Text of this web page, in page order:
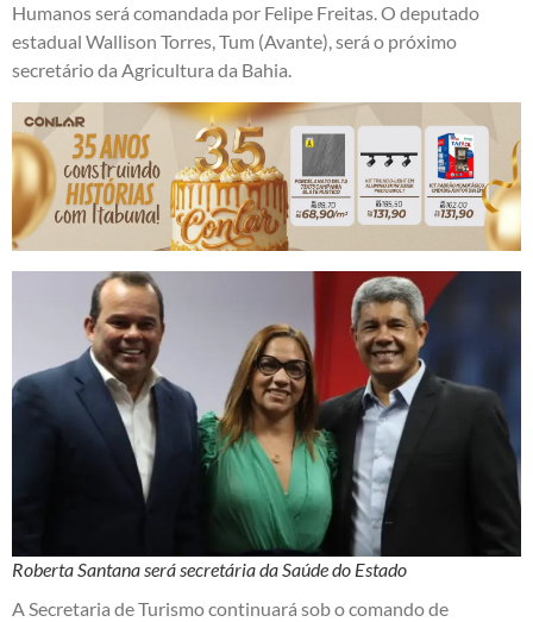
Humanos será comandada por Felipe Freitas. O deputado
estadual Wallison Torres, Tum (Avante), será o próximo
secretário da Agricultura da Bahia.
Roberta Santana será secretária da Saúde do Estado
A Secretaria de Turismo continuará sob o comando de